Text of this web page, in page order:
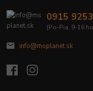
0915
(Po-Pia, 9-16
info@msplanet.sk